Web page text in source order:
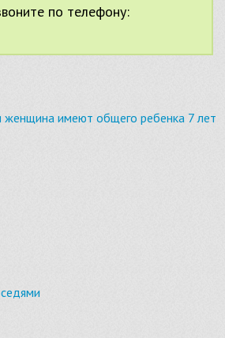
по телефону:
имеют общего ребенка 7 лет